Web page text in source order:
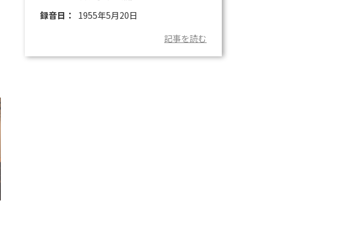
録音日：
1955年5月20日
記事を読む